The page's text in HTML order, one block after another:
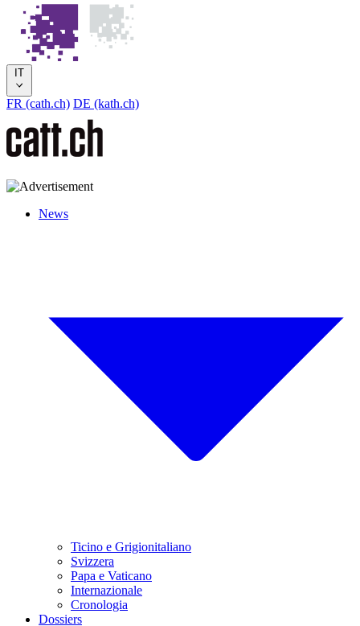
IT
FR (cath.ch) DE (kath.ch)
News
Ticino e Grigionitaliano
Svizzera
Papa e Vaticano
Internazionale
Cronologia
Dossiers